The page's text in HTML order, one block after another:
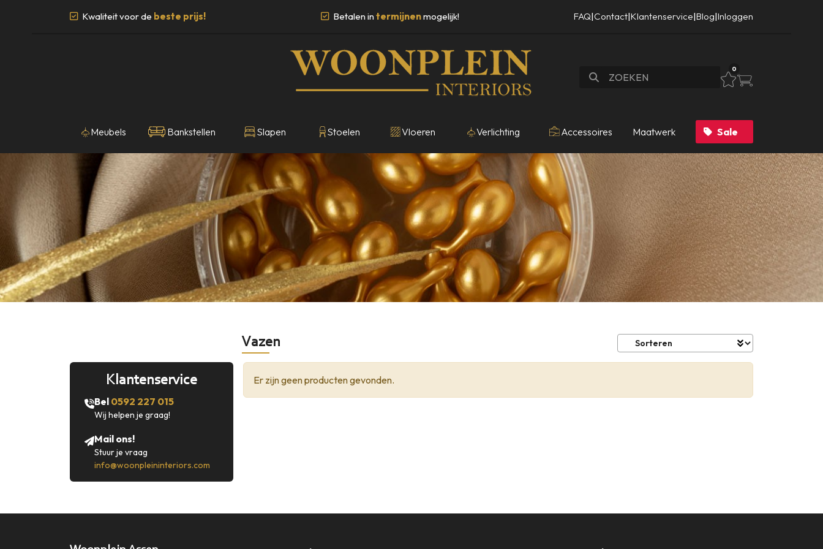
Kwaliteit voor de beste prijs! Betalen intermijnenmogelijk! FAQ|Contact|Klantenservice|Blog|Inloggen
0
Meubels Bankstellen Slapen Stoelen Vloeren Verlichting Accessoires Maatwerk Sale
Vazen
Klantenservice
Bel 0592 227 015
Wij helpen je graag!
Mail ons!
Stuur je vraag
info@woonpleininteriors.com
Er zijn geen producten gevonden.